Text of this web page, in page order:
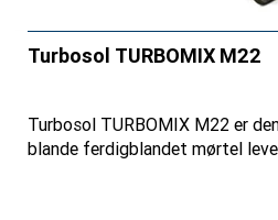
Turbosol TURBOMIX M22
Turbosol TURBOMIX M22 er
blande ferdigblandet mørtel